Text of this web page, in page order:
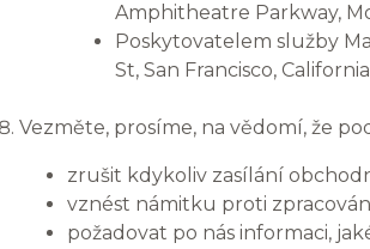
Amphitheatre Parkway,
Poskytovatelem služby
St, San Francisco,
Vezměte, prosíme, na vědomí, že
zrušit kdykoliv zasílání
vznést námitku proti
požadovat po nás informaci,